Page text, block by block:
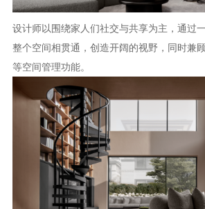
设计师以围绕家人们社交与共享为主，通过
整个空间相贯通，创造开阔的视野，同时兼
等空间管理功能。